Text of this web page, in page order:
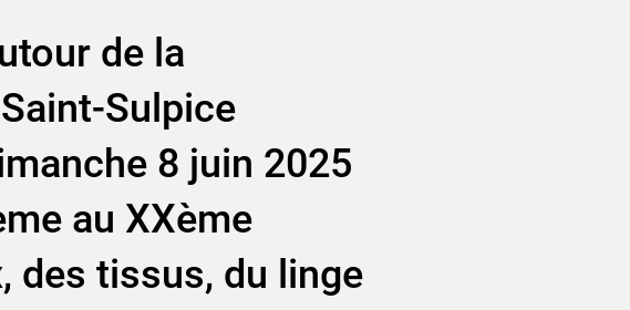
de la
Sulpice
8 juin 2025
au XXème
des tissus, du linge